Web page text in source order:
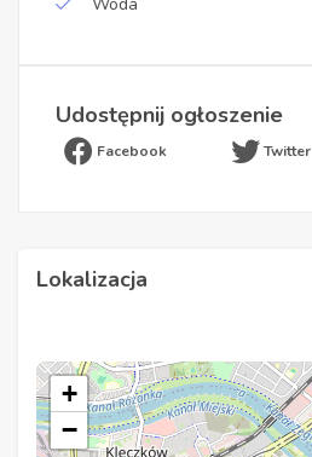
Woda
Udostępnij ogłoszenie
Facebook Twitter
Lokalizacja
+
−